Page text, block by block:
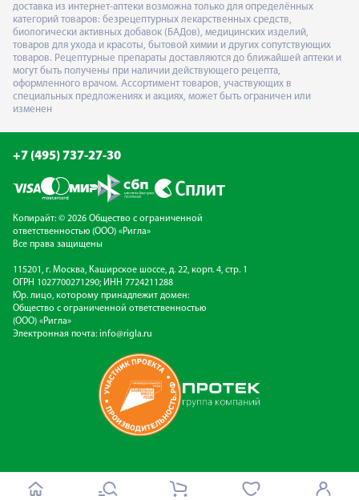
доставка из интернет-аптеки возможна только для определённых
категорий товаров: безрецептурных лекарственных средств,
биологически активных добавок (БАДов), медицинских изделий,
товаров для ухода и красоты, бытовой химии и других сопутствующих
товаров. Рецептурные препараты доставляются до ближайшей аптеки и
могут быть получены при наличии действующего рецепта,
оформленного врачом. Ассортимент товаров, участвующих в
специальных предложениях и акциях, может быть ограничен или
изменен
+7 (495) 737-27-30
Копирайт: © 2026 Общество с ограниченной
ответственностью (ООО) «Ригла»
Все права защищены
115201, г. Москва, Каширское шоссе, д. 22, корп. 4, стр. 1
ОГРН 1027700271290; ИНН 7724211288
Юр. лицо, которому принадлежит домен:
Общество с ограниченной ответственностью
(ООО) «Ригла»
Электронная почта: info@rigla.ru